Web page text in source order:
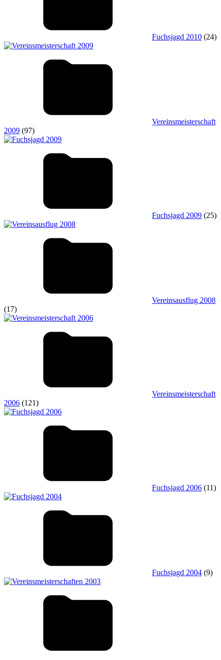
Fuchsjagd 2010 (24)
Vereinsmeisterschaft
2009 (97)
Fuchsjagd 2009 (25)
Vereinsausflug 2008
(17)
Vereinsmeisterschaft
2006 (121)
Fuchsjagd 2006 (11)
Fuchsjagd 2004 (9)